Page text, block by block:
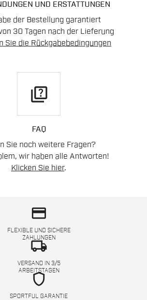
UND ERSTATTUNGEN
der Bestellung garantiert
30 Tagen nach der Lieferung
Sie die Rückgabebedingungen
quiz
FAQ
Sie noch weitere Fragen?
wir haben alle Antworten!
Klicken Sie hier.
credit_card
FLEXIBLE UND SICHERE
ZAHLUNGEN
local_shipping
VERSAND IN 3/5
ARBEITSTAGEN
shield
SPORTFUL GARANTIE